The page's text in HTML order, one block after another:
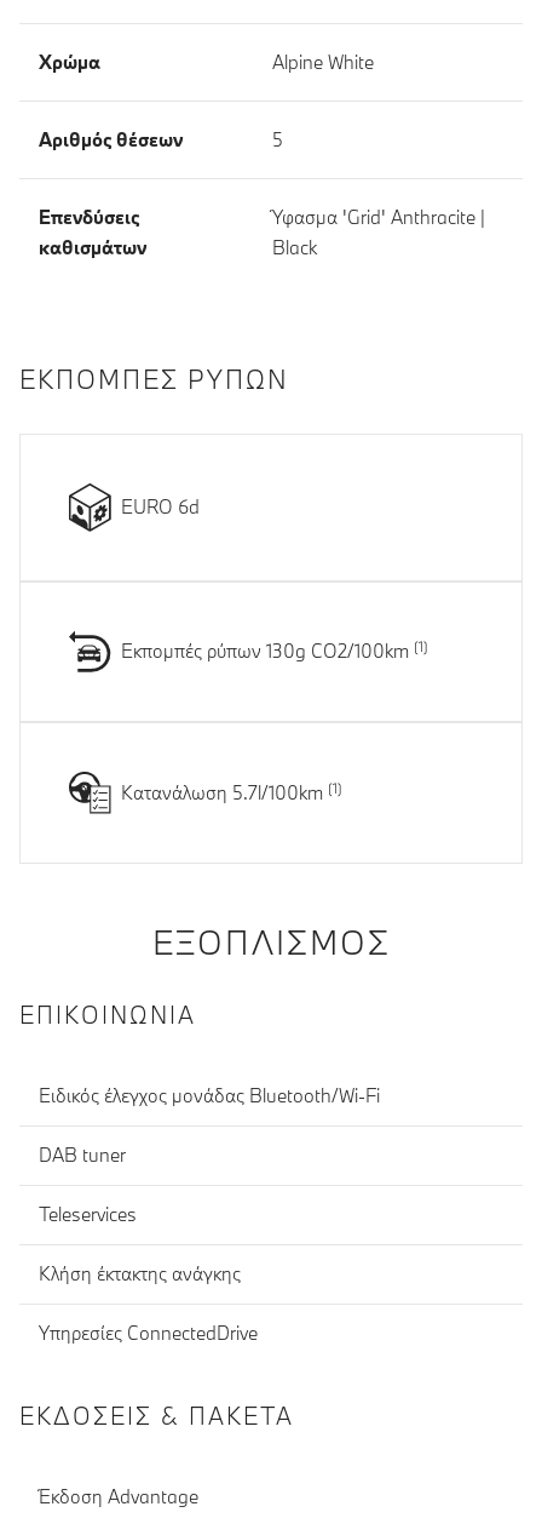
Χρώμα Alpine White
Αριθμός θέσεων 5
Επενδύσεις
καθισμάτων
Ύφασμα 'Grid' Anthracite |
Black
ΕΚΠΟΜΠΈΣ ΡΎΠΩΝ
EURO 6d
Εκπομπές ρύπων 130g CO2/100km
Κατανάλωση 5.7l/100km
ΕΞΟΠΛΙΣΜΌΣ
ΕΠΙΚΟΙΝΩΝΊΑ
Ειδικός έλεγχος μονάδας Bluetooth/Wi-Fi
DAB tuner
Teleservices
Κλήση έκτακτης ανάγκης
Υπηρεσίες ConnectedDrive
ΕΚΔΌΣΕΙΣ & ΠΑΚΈΤΑ
Έκδοση Advantage